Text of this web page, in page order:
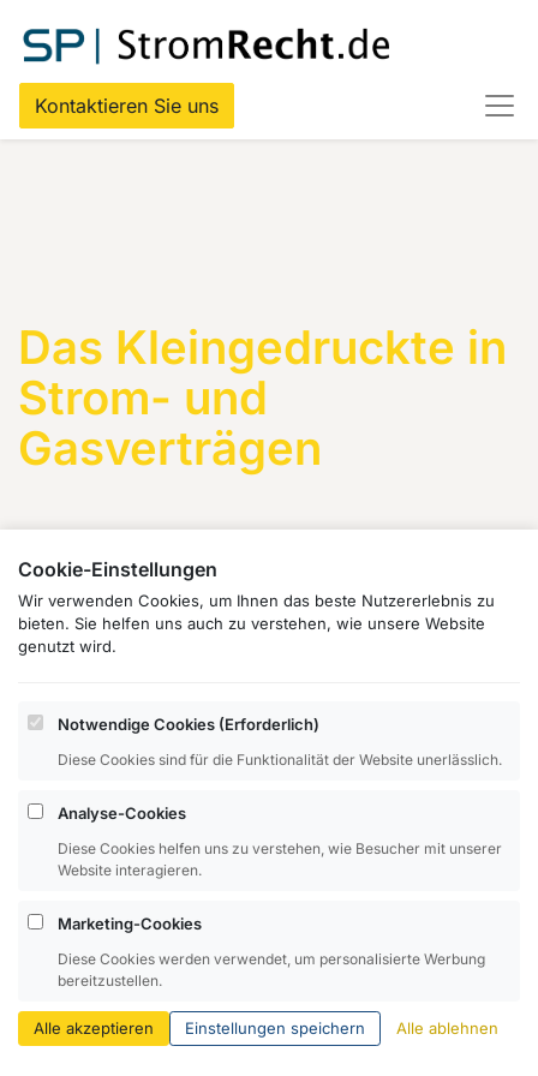
Kontaktieren Sie uns
Das Kleingedruckte in
Strom- und
Gasverträgen
einmal in ihrem Leben Probleme mit ihren
Energieversorgern. Die Anbieter haben häufig
undurchsichtige Verträge und komplizierte
„normaler“ Verbraucher kaum vollständig
versteht – und wer wühlt sich schon bei jedem
Cookie-Einstellungen
Wir verwenden Cookies, um Ihnen das beste Nutzererlebnis zu
bieten. Sie helfen uns auch zu verstehen, wie unsere Website
genutzt wird.
Notwendige Cookies (Erforderlich)
Diese Cookies sind für die Funktionalität der Website unerlässlich.
Analyse-Cookies
Diese Cookies helfen uns zu verstehen, wie Besucher mit unserer
Website interagieren.
Marketing-Cookies
Diese Cookies werden verwendet, um personalisierte Werbung
bereitzustellen.
Alle akzeptieren Einstellungen speichern Alle ablehnen